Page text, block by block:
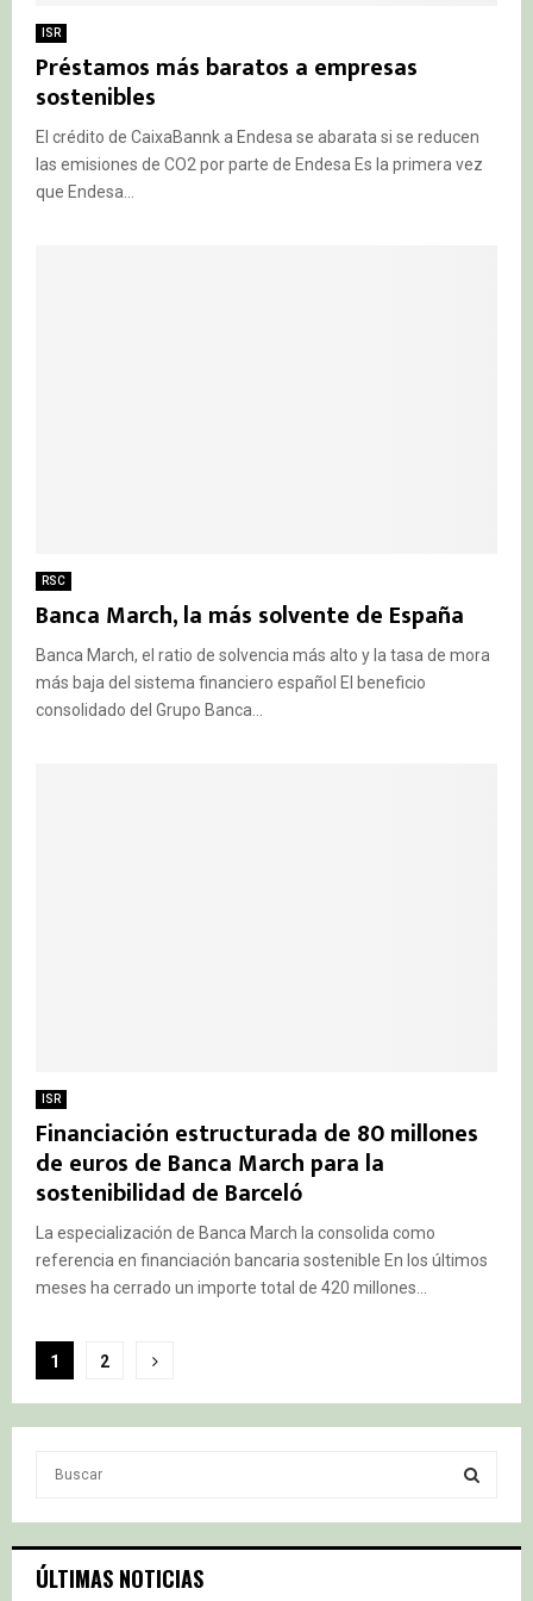
ISR
Préstamos más baratos a empresas
sostenibles
El crédito de CaixaBannk a Endesa se abarata si se reducen
las emisiones de CO2 por parte de Endesa Es la primera vez
que Endesa...
RSC
Banca March, la más solvente de España
Banca March, el ratio de solvencia más alto y la tasa de mora
más baja del sistema financiero español El beneficio
consolidado del Grupo Banca...
ISR
Financiación estructurada de 80 millones
de euros de Banca March para la
sostenibilidad de Barceló
La especialización de Banca March la consolida como
referencia en financiación bancaria sostenible En los últimos
meses ha cerrado un importe total de 420 millones...
Paginación
de
entradas
1 2
c
h
S
ÚLTIMAS NOTICIAS